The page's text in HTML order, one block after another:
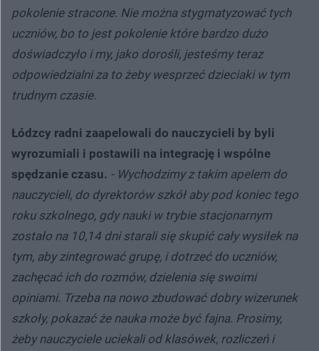
pokolenie stracone. Nie można stygmatyzować tych
uczniów, bo to jest pokolenie które bardzo dużo
doświadczyło i my, jako dorośli, jesteśmy teraz
odpowiedzialni za to żeby wesprzeć dzieciaki w tym
trudnym czasie.
Łódzcy radni zaapelowali do nauczycieli by byli
wyrozumiali i postawili na integrację i wspólne
spędzanie czasu. - Wychodzimy z takim apelem do
nauczycieli, do dyrektorów szkół aby pod koniec tego
roku szkolnego, gdy nauki w trybie stacjonarnym
zostało na 10,14 dni starali się skupić cały wysiłek na
tym, aby zintegrować grupę, i dotrzeć do uczniów,
zachęcać ich do rozmów, dzielenia się swoimi
opiniami. Trzeba na nowo zbudować dobry wizerunek
szkoły, pokazać że nauka może być fajna. Prosimy,
żeby nauczyciele uciekali od klasówek, rozliczeń i